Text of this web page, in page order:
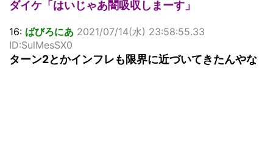
ダイケ「はいじゃあ闇吸収しまーす」
16: ばびろにあ 2021/07/14(水) 23:58:55.33
ID:SulMesSX0
ターン2とかインフレも限界に近づいてきたんやな